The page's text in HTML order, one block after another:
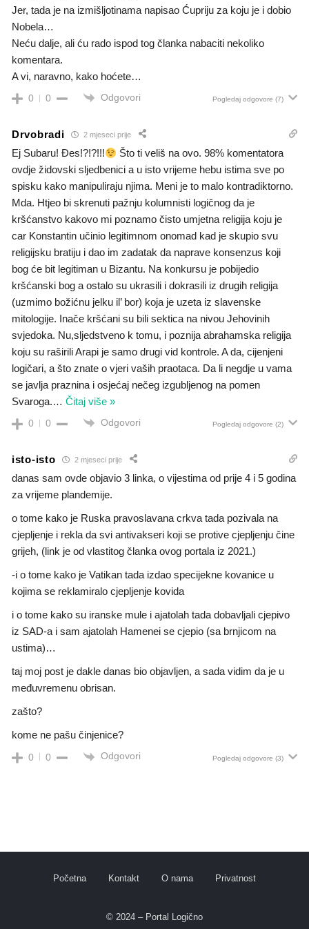
Jer, tada je na izmišljotinama napisao Ćupriju za koju je i dobio
Nobela…
Neću dalje, ali ću rado ispod tog članka nabaciti nekoliko
komentara.
A vi, naravno, kako hoćete…
0 0 Odgovori Pogledaj odgovore (7)
Drvobradi 2 mjeseci prije
Ej Subaru! Đes!?!?!!!
Što ti veliš na ovo. 98% komentatora
ovdje židovski sljedbenici a u isto vrijeme hebu istima sve po
spisku kako manipuliraju njima. Meni je to malo kontradiktorno.
Mda. Htjeo bi skrenuti pažnju kolumnisti logičnog da je
kršćanstvo kakovo mi poznamo čisto umjetna religija koju je
car Konstantin učinio legitimnom onomad kad je skupio svu
religijsku bratiju i dao im zadatak da naprave konsenzus koji
bog će bit legitiman u Bizantu. Na konkursu je pobijedio
kršćanski bog a ostalo su ukrasili i dokrasili iz drugih religija
(uzmimo božićnu jelku il’ bor) koja je uzeta iz slavenske
mitologije. Inače kršćani su bili sektica na nivou Jehovinih
svjedoka. Nu,sljedstveno k tomu, i poznija abrahamska religija
koju su raširili Arapi je samo drugi vid kontrole. A da, cijenjeni
logičari, a što znate o vjeri vaših praotaca. Da li negdje u vama
se javlja praznina i osjećaj nečeg izgubljenog na pomen
Svaroga.… Čitaj više »
0 0 Odgovori Pogledaj odgovore (2)
isto-isto 2 mjeseci prije
danas sam ovde objavio 3 linka, o vijestima od prije 4 i 5 godina
za vrijeme plandemije.
o tome kako je Ruska pravoslavana crkva tada pozivala na
cjepljenje i rekla da svi antivakseri koji se protive cjepljenju čine
grijeh, (link je od vlastitog članka ovog portala iz 2021.)
-i o tome kako je Vatikan tada izdao specijekne kovanice u
kojima se reklamiralo cjepljenje kovida
i o tome kako su iranske mule i ajatolah tada dobavljali cjepivo
iz SAD-a i sam ajatolah Hamenei se cjepio (sa brnjicom na
ustima)…
taj moj post je dakle danas bio objavljen, a sada vidim da je u
međuvremenu obrisan.
zašto?
kome ne pašu činjenice?
0 0 Odgovori Pogledaj odgovore (3)
Početna Kontakt O nama Privatnost
© 2024 – Portal Logično